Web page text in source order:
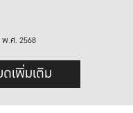
.ศ. 2568
ดเพิ่มเติม